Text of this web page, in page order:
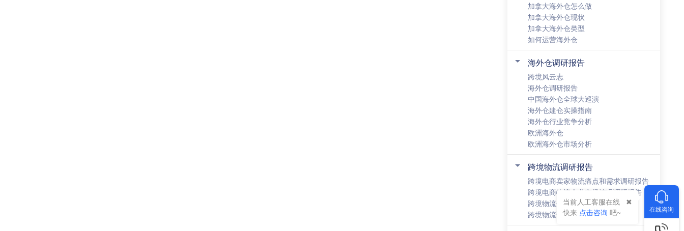
加拿大海外仓怎么做
加拿大海外仓现状
加拿大海外仓类型
如何运营海外仓
海外仓调研报告
跨境风云志
海外仓调研报告
中国海外仓全球大巡演
海外仓建仓实操指南
海外仓行业竞争分析
欧洲海外仓
欧洲海外仓市场分析
跨境物流调研报告
跨境电商卖家物流痛点和需求调研报告
跨境电商物流企业市场情况调研报告
跨境物流企业成本调研报告
跨境物流调研报告
在线咨询
当前人工客服在线
快来 点击咨询 吧~